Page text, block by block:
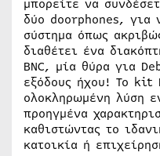
μπορείτε να
δύο doorphones, για
σύστημα όπως
διαθέτει ένα
BNC, μία θύρα για
εξόδους ήχου! Το kit
ολοκληρωμένη λύση
προηγμένα
καθιστώντας το
κατοικία ή